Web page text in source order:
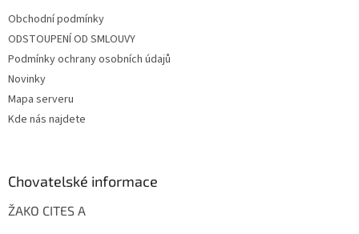
Obchodní podmínky
ODSTOUPENÍ OD SMLOUVY
Podmínky ochrany osobních údajů
Novinky
Mapa serveru
Kde nás najdete
Chovatelské informace
ŽAKO CITES A